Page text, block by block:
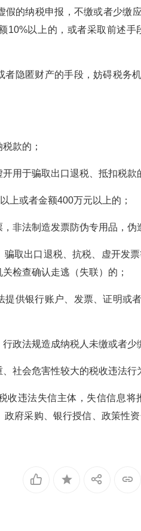
假的纳税申报，不缴或者少缴
10%以上的，或者采取前述
者隐匿财产的手段，妨碍税务
款的；
用于骗取出口退税、抵扣税款
上或者金额400万元以上的；
非法制造发票防伪专用品，伪
骗取出口退税、抗税、虚开发
检查确认走逃（失联）的；
提供银行账户、发票、证明或
政法规造成纳税人未缴或者少
社会危害性较大的税收违法行
收违法失信主体，失信信息
府采购、银行授信、政策性